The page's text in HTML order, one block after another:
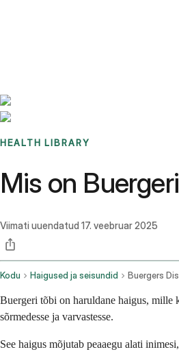
HEALTH LIBRARY
Mis on
Viimati uuendatud 17. veebruar 2025
Kodu Haigused ja seisundid Buergers
Buergeri tõbi on haruldane haigus, mille
sõrmedesse ja varvastesse.
See haigus mõjutab peaaegu alati